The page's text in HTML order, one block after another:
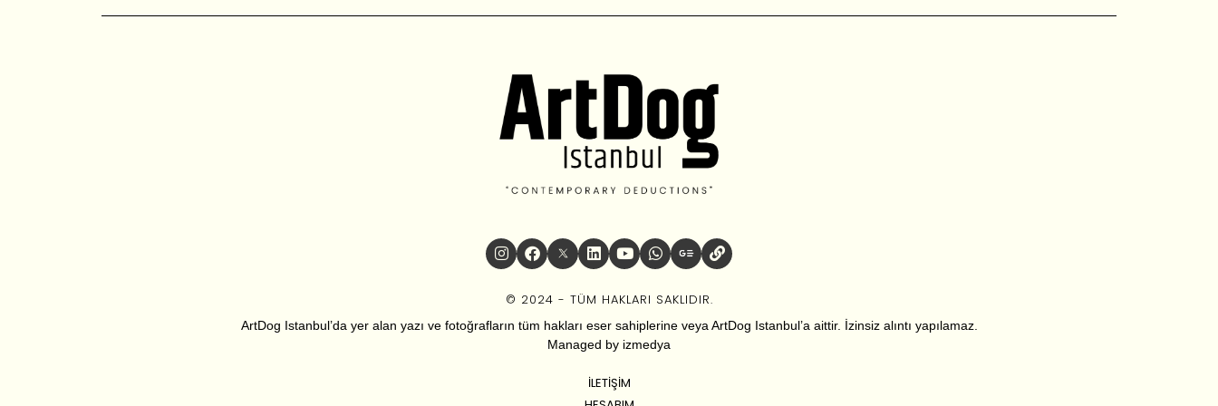
© 2024 - TÜM HAKLARI SAKLIDIR.
ArtDog Istanbul’da yer alan yazı ve fotoğrafların tüm hakları eser sahiplerine veya ArtDog Istanbul’a aittir. İzinsiz alıntı yapılamaz.
Managed by izmedya
İLETIŞIM